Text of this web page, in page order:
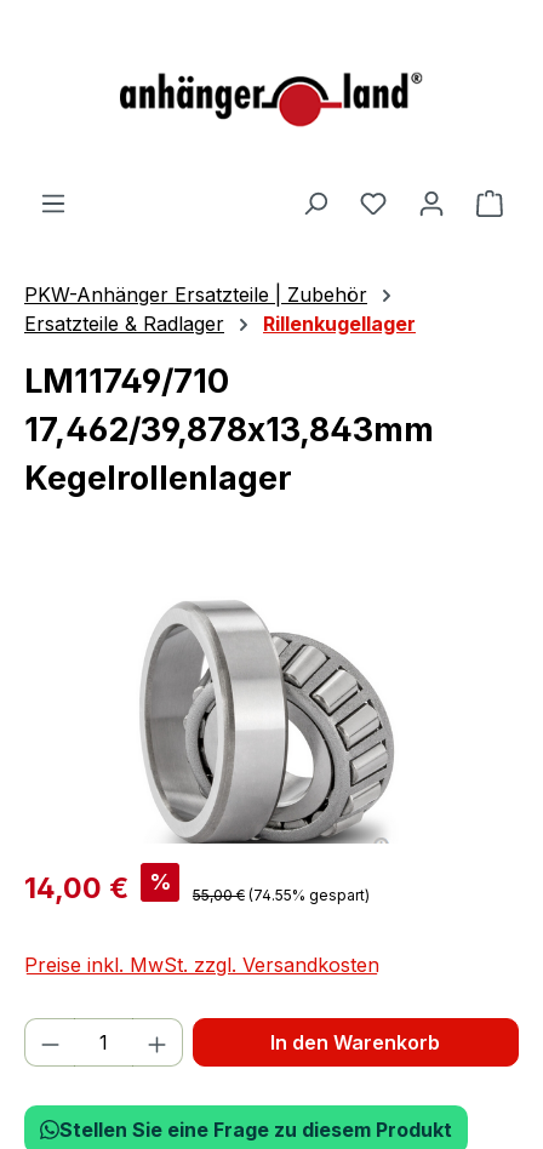
PKW-Anhänger Ersatzteile | Zubehör
Ersatzteile & Radlager
Rillenkugellager
LM11749/710
17,462/39,878x13,843mm
Kegelrollenlager
14,00 € %
55,00 € (74.55% gespart)
Preise inkl. MwSt. zzgl. Versandkosten
Produkt Anzahl: Gib den gewünschten
In den Warenkorb
Stellen Sie eine Frage zu diesem Produkt